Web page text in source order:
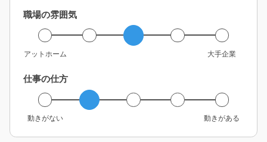
職場の雰囲気
アットホーム 大手企業
仕事の仕方
動きがない 動きがある